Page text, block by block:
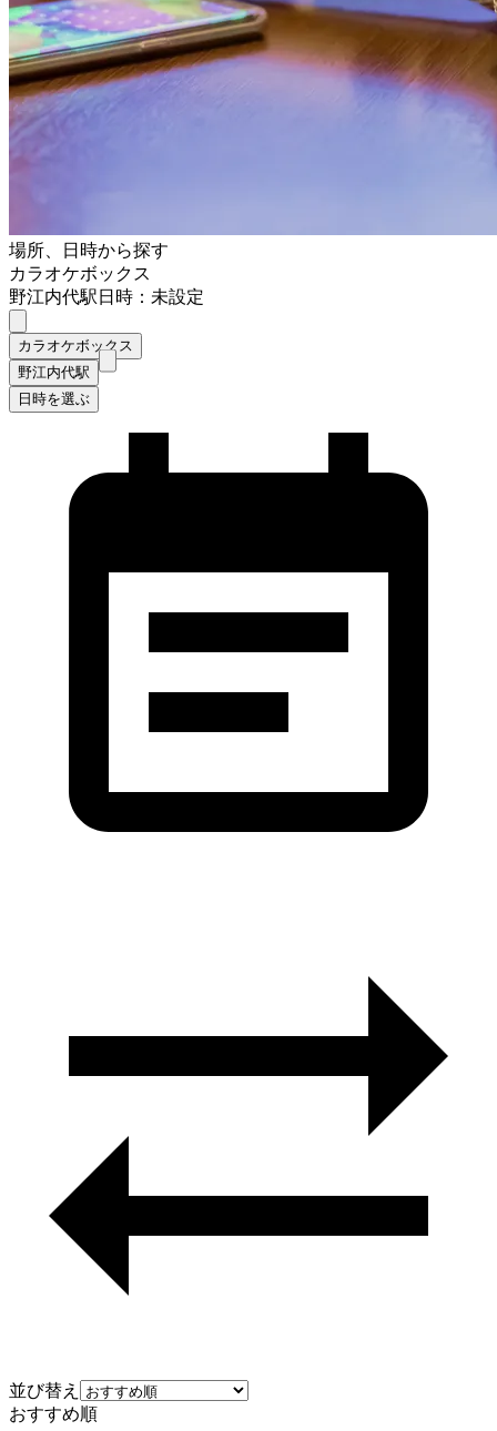
場所、日時から探す
カラオケボックス
野江内代駅日時：未設定
カラオケボックス
野江内代駅
日時を選ぶ
並び替え
おすすめ順